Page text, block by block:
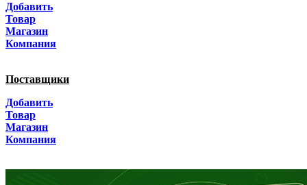
Волгоградская область
Добавить
Товар
Магазин
Компания
Поставщики
Добавить
Товар
Магазин
Компания